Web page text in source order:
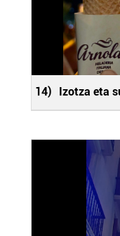
Bazkide batzuek ez
interes komertzial
bazkideen
duten interes
dezakezun ikusteko.
Lortu zure datu
datuen atalean.
zure baimena
Webgune honek
fitxategiak
zerbitzuak
14) Izotza eta